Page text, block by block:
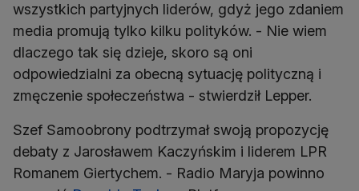
wszystkich partyjnych liderów, gdyż jego zdaniem
media promują tylko kilku polityków. - Nie wiem
dlaczego tak się dzieje, skoro są oni
odpowiedzialni za obecną sytuację polityczną i
zmęczenie społeczeństwa - stwierdził Lepper.
Szef Samoobrony podtrzymał swoją propozycję
debaty z Jarosławem Kaczyńskim i liderem LPR
Romanem Giertychem. - Radio Maryja powinno